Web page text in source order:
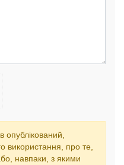
опублікований,
використання, про те,
навпаки, з якими